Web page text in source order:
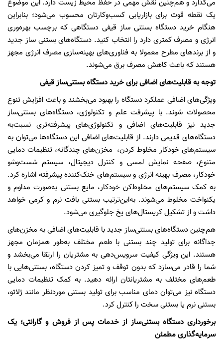
می‌گذارد و هم‌چنین نقش مهمی در حفظ محیط زیست دارد. این موضوع
یک نقطه قوت برای بازاریابی کسب‌و‌کارتان محسوب می‌شود؛ بنابراین
هنگام خرید دستگاه بستنی ساز قیفی دستگاهی که برچسب بهره‌وری
انرژی و مصرف کمتری دارد را انتخاب کنید. دستگاه‌های بستنی ساز جدید
و از برندهای مطرح معمولا به فناوری‌های بهینه‌سازی مصرف انرژی مجهز
هستند که باعث کاهش مصرف برق می‌شوند.
توجه به قابلیت‌های اضافی برای خرید دستگاه بستنی‌ساز قیفی
ویژگی‌های اضافی عملکرد دستگاه را بهبود می‌بخشند و باعث افزایش تنوع
محصولات شوند. با پیشرفت علم و تکنولوژی، دستگاه‌های بستنی‌ساز
جدید نیز قابلیت‌های اضافی و تکنولوژی‌های پیشرفته‌تری نسبت‌به
دستگاه‌های قدیمی دارند. از قابلیت‌های اضافی این دستگاه‌ها می‌توان به
سیستم‌های خودکار مخلوط کردن، مخزن‌های چندگانه، تنظیمات دمایی
متنوع، صفحه نمایش لمسی و کنترل دیجیتال، سیستم شست‌وشو
خودکار، مصرف بهینه انرژی و سیستم‌های خنک‌کننده پیشرفته اشاره کرد.
به کمک سیستم‌های مخلوط‌کن خودکار، مایع بستنی به‌صورت مداوم و
یکنواخت مخلوط می‌شوند. به‌این‌ترتیب بستنی بافت نرم و کرمی خواهد
داشت و از تشکیل کریستال‌های یخ جلوگیری می‌شود.
هم‌چنین دستگاه‌های بستنی‌ساز جدید با قابلیت‌های اضافی به مخزن‌های
جداگانه برای تولید چند بستنی‌ با طعم مختلف به‌طور همزمان مجهز
هستند. این ویژگی کیفیت سرویس‌دهی به مشتریان را ارتقا می‌بخشد و
شما را قادر می‌سازد که بدون توقف و تمیز کردن دستگاه، بستنی‌هایی با
طعم‌های مختلف به مشتریانتان ارائه دهید. به کمک تنظیمات دمایی
دستگاه نیز می‌توان دمای مناسب برای تولید بستنی مورد‌نظر مانند ژلاتو،
بستنی نرم یا بستنی سخت را کنترل کرد.
برخورداری دستگاه بستنی‌ساز از خدمات پس از فروش و گارانتی؛ یک
سرمایه‌گذاری مطمئن